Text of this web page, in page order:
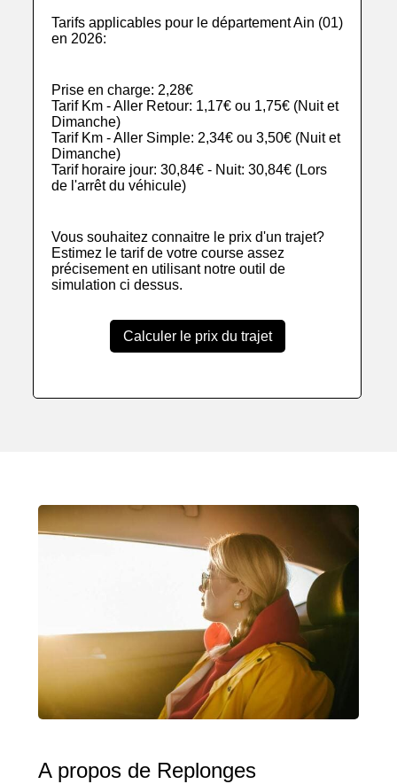
Tarifs applicables pour le département Ain (01)
en 2026:
Prise en charge: 2,28€
Tarif Km - Aller Retour: 1,17€ ou 1,75€ (Nuit et
Dimanche)
Tarif Km - Aller Simple: 2,34€ ou 3,50€ (Nuit et
Dimanche)
Tarif horaire jour: 30,84€ - Nuit: 30,84€ (Lors
de l'arrêt du véhicule)
Vous souhaitez connaitre le prix d'un trajet?
Estimez le tarif de votre course assez
précisement en utilisant notre outil de
simulation ci dessus.
Calculer le prix du trajet
A propos de Replonges